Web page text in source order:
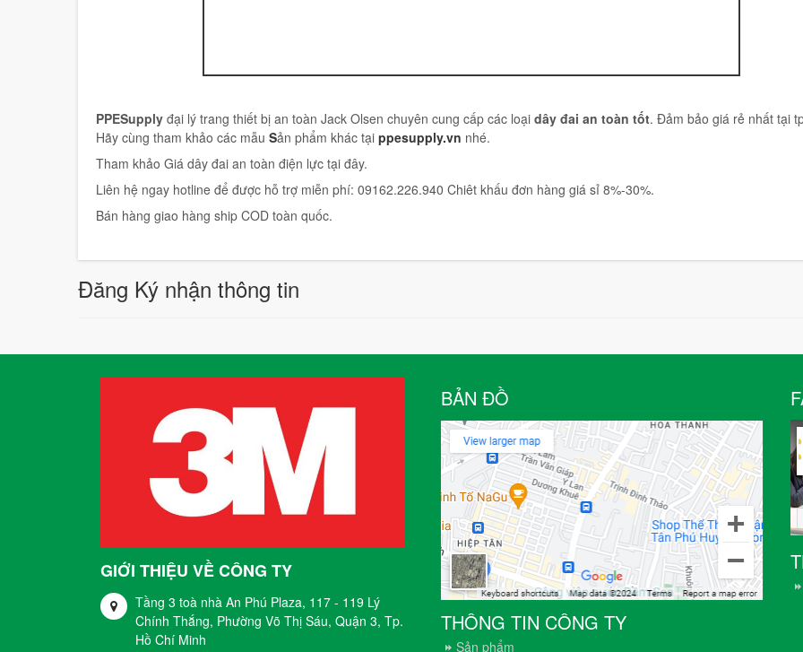
PPESupply đại lý trang thiết bị an toàn Jack Olsen chuyên cung cấp các loại dây đai an toàn tốt. Đảm bảo giá rẻ nhất tại
Hãy cùng tham khảo các mẫu Sản phẩm khác tại ppesupply.vn nhé.
Tham khảo Giá dây đai an toàn điện lực tại đây.
Liên hệ ngay hotline để được hỗ trợ miễn phí: 09162.226.940 Chiêt khấu đơn hàng giá sỉ 8%-30%.
Bán hàng giao hàng ship COD toàn quốc.
Đăng Ký nhận thông tin
GIỚI THIỆU VỀ CÔNG TY
Tầng 3 toà nhà An Phú Plaza, 117 - 119 Lý
Chính Thắng, Phường Võ Thị Sáu, Quận 3, Tp.
Hồ Chí Minh
BẢN ĐỒ
THÔNG TIN CÔNG TY
Sản phẩm